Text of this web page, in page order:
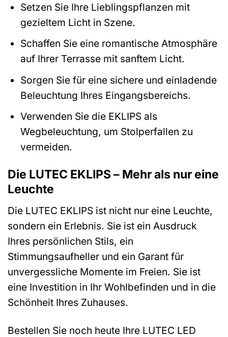
Setzen Sie Ihre Lieblingspflanzen mit
gezieltem Licht in Szene.
Schaffen Sie eine romantische Atmosphäre
auf Ihrer Terrasse mit sanftem Licht.
Sorgen Sie für eine sichere und einladende
Beleuchtung Ihres Eingangsbereichs.
Verwenden Sie die EKLIPS als
Wegbeleuchtung, um Stolperfallen zu
vermeiden.
Die LUTEC EKLIPS – Mehr als nur eine
Leuchte
Die LUTEC EKLIPS ist nicht nur eine Leuchte,
sondern ein Erlebnis. Sie ist ein Ausdruck
Ihres persönlichen Stils, ein
Stimmungsaufheller und ein Garant für
unvergessliche Momente im Freien. Sie ist
eine Investition in Ihr Wohlbefinden und in die
Schönheit Ihres Zuhauses.
Bestellen Sie noch heute Ihre LUTEC LED